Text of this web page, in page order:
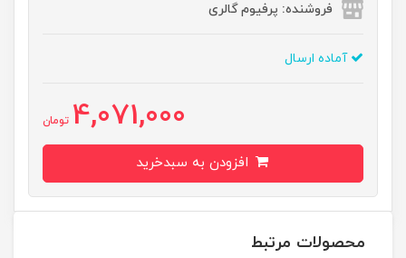
فروشنده: پرفیوم گالری
آماده ارسال
4,071,000 تومان
محصولات مرتبط